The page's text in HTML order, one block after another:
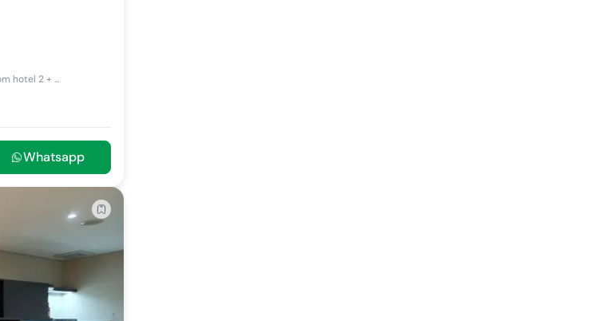
Dijual Apartemen Intermark Harga : Rp.1,5 M Jln.Raya Ciater Serpong Tangsel 1. bad room hotel 2 + 1 = 3 orang 2. Ltnya 38,5 m2 3.Listrik 2.200...
Whatsapp